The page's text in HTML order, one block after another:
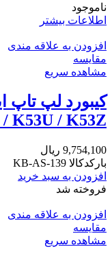
ناموجود
اطلاعات بیشتر
افزودن به علاقه مندی
مقایسه
مشاهده سریع
K53U / K53Z
9,754,100 ریال
بارکدکالا KB-AS-139
افزودن به سبد خرید
فروخته شد
افزودن به علاقه مندی
مقایسه
مشاهده سریع